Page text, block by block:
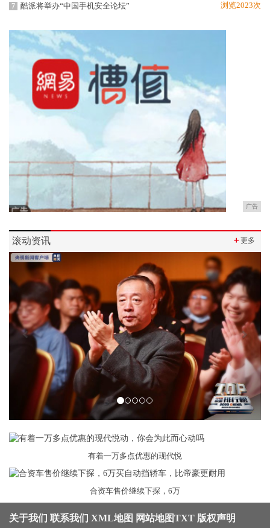
7 酷派将举办“中国手机安全论坛” 浏览2023次
广告
滚动资讯 ＋更多
Previous
有着一万多点优惠的现代悦
合资车售价继续下探，6万
关于我们 联系我们 XML地图 网站地图TXT 版权声明